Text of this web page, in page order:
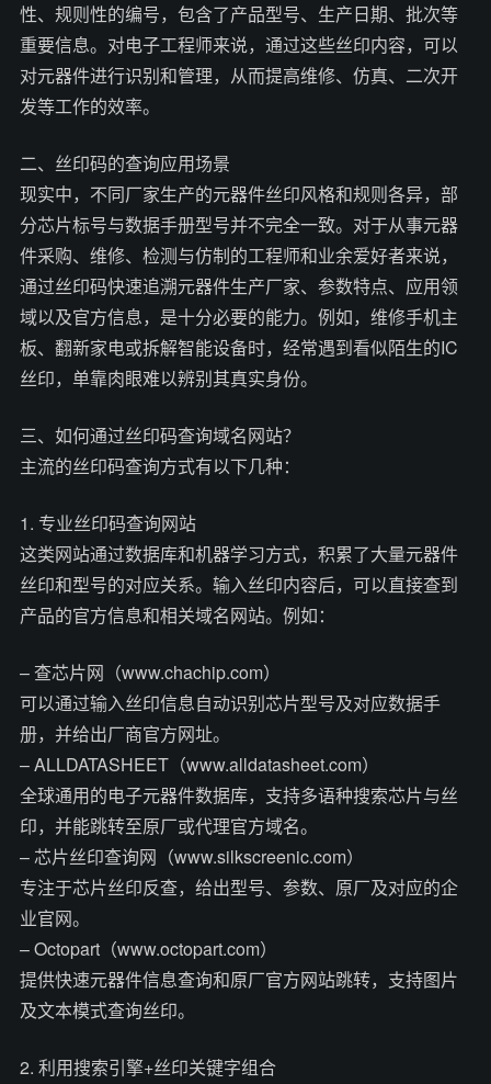
性、规则性的编号，包含了产品型号、生产日期、批次等
重要信息。对电子工程师来说，通过这些丝印内容，可以
对元器件进行识别和管理，从而提高维修、仿真、二次开
发等工作的效率。
二、丝印码的查询应用场景
现实中，不同厂家生产的元器件丝印风格和规则各异，部
分芯片标号与数据手册型号并不完全一致。对于从事元器
件采购、维修、检测与仿制的工程师和业余爱好者来说，
通过丝印码快速追溯元器件生产厂家、参数特点、应用领
域以及官方信息，是十分必要的能力。例如，维修手机主
板、翻新家电或拆解智能设备时，经常遇到看似陌生的IC
丝印，单靠肉眼难以辨别其真实身份。
三、如何通过丝印码查询域名网站？
主流的丝印码查询方式有以下几种：
1. 专业丝印码查询网站
这类网站通过数据库和机器学习方式，积累了大量元器件
丝印和型号的对应关系。输入丝印内容后，可以直接查到
产品的官方信息和相关域名网站。例如：
– 查芯片网（www.chachip.com）
可以通过输入丝印信息自动识别芯片型号及对应数据手
册，并给出厂商官方网址。
– ALLDATASHEET（www.alldatasheet.com）
全球通用的电子元器件数据库，支持多语种搜索芯片与丝
印，并能跳转至原厂或代理官方域名。
– 芯片丝印查询网（www.silkscreenic.com）
专注于芯片丝印反查，给出型号、参数、原厂及对应的企
业官网。
– Octopart（www.octopart.com）
提供快速元器件信息查询和原厂官方网站跳转，支持图片
及文本模式查询丝印。
2. 利用搜索引擎+丝印关键字组合